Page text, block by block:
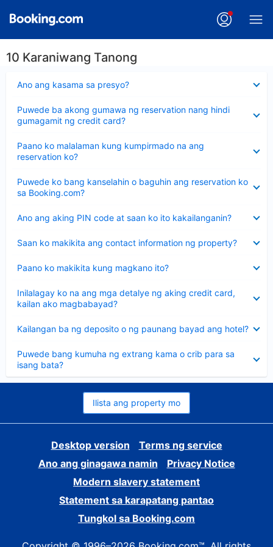
10 Karaniwang Tanong
Ano ang kasama sa presyo?
ang
Puwede ba akong gumawa ng reservation nang hindi
gumagamit ng credit card?
ang
sagot
Paano ko malalaman kung kumpirmado na ang
reservation ko?
ang
sagot
Puwede ko bang kanselahin o baguhin ang reservation ko
sa Booking.com?
ang
sagot
Ano ang aking PIN code at saan ko ito kakailanganin?
ang
Saan ko makikita ang contact information ng property?
ang
Paano ko makikita kung magkano ito?
ang
Inilalagay ko na ang mga detalye ng aking credit card,
kailan ako magbabayad?
ang
sagot
Kailangan ba ng deposito o ng paunang bayad ang hotel?
ang
Puwede bang kumuha ng extrang kama o crib para sa
isang bata?
ang
sagot
Ilista ang property mo
Desktop version
Terms ng service
Ano ang ginagawa namin
Privacy Notice
Modern slavery statement
Statement sa karapatang pantao
Tungkol sa Booking.com